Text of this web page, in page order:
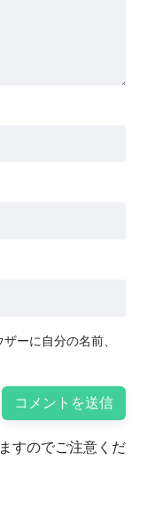
ーに自分の名前、
すのでご注意くだ